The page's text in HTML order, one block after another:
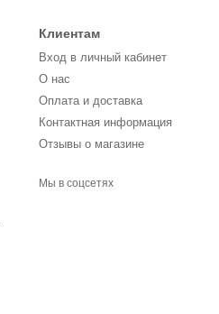
Клиентам
Вход в личный кабинет
О нас
Оплата и доставка
Контактная информация
Отзывы о магазине
Мы в соцсетях